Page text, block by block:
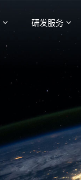
研发服务